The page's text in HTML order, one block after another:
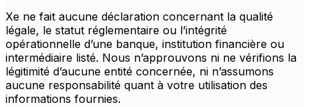
Xe ne fait aucune déclaration concernant la qualité
légale, le statut réglementaire ou l’intégrité
opérationnelle d’une banque, institution financière ou
intermédiaire listé. Nous n’approuvons ni ne vérifions la
légitimité d’aucune entité concernée, ni n’assumons
aucune responsabilité quant à votre utilisation des
informations fournies.